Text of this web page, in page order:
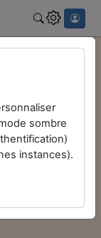
( 2-…
niveau
sombre
instances).